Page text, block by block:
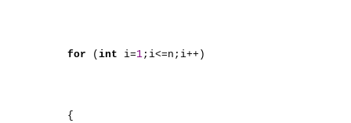
for ( int i=1;i<=n;i++)
{